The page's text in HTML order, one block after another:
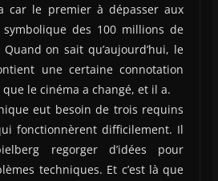
car le premier à dépasser aux
des 100 millions de
on sait qu’aujourd’hui, le
une certaine connotation
le cinéma a changé, et il a.
eut besoin de trois requins
fonctionnèrent difficilement. Il
regorger d’idées pour
techniques. Et c’est là que